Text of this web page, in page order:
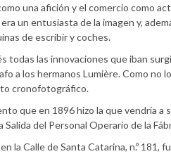
una afición y el comercio como
un entusiasta de la imagen y,
de escribir y coches.
todas las innovaciones que iban
a los hermanos Lumière. Como no
cronofotográfico.
que en 1896 hizo la que vendría a
del Personal Operario de la
la Calle de Santa Catarina, n.º 181,